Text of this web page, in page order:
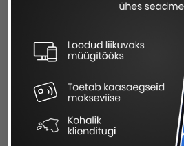
Astro Balticsi lahendustel on
mobiilse
27 detsember